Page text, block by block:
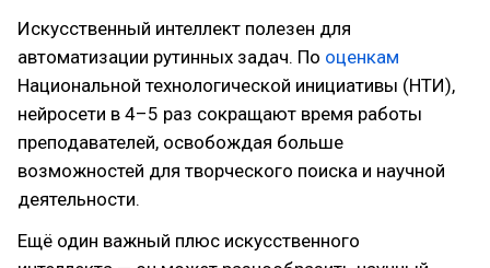
Искусственный интеллект полезен для
автоматизации рутинных задач. По оценкам
Национальной технологической инициативы (НТИ),
нейросети в 4–5 раз сокращают время работы
преподавателей, освобождая больше
возможностей для творческого поиска и научной
деятельности.
Ещё один важный плюс искусственного